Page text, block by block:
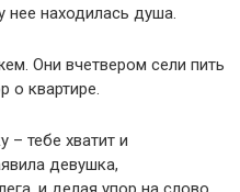
находилась душа.
Они вчетвером сели пить
о квартире.
тебе хватит и
девушка,